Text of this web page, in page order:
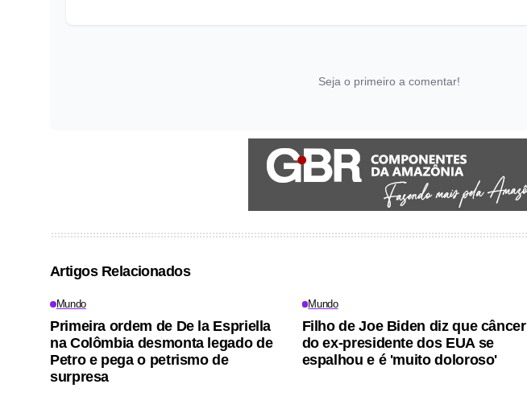
Seja o primeiro a comentar!
Artigos Relacionados
Mundo
Primeira ordem de De la Espriella
na Colômbia desmonta legado de
Petro e pega o petrismo de
surpresa
Mundo
Filho de Joe Biden diz que câncer
do ex-presidente dos EUA se
espalhou e é 'muito doloroso'